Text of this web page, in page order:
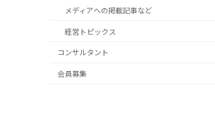
メディアへの掲載記事など
経営トピックス
コンサルタント
会員募集